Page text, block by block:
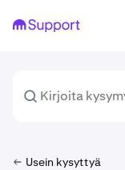
Usein kysyttyä